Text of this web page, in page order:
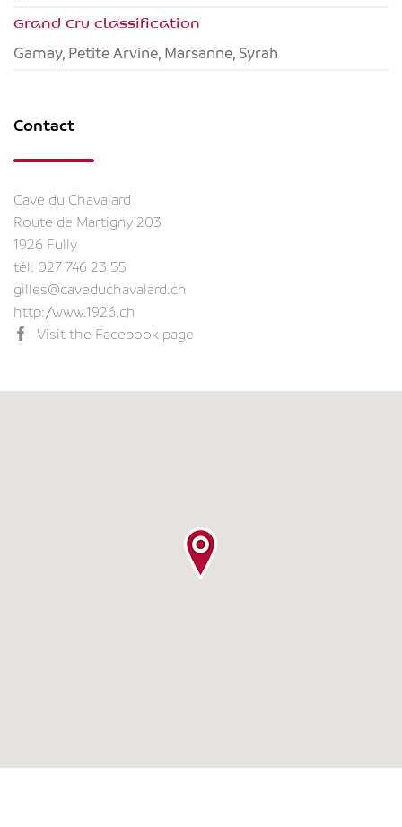
Grand Cru classification
Gamay, Petite Arvine, Marsanne, Syrah
Contact
Cave du Chavalard
Route de Martigny 203
1926 Fully
tél: 027 746 23 55
gilles@caveduchavalard.ch
http://www.1926.ch
Visit the Facebook page